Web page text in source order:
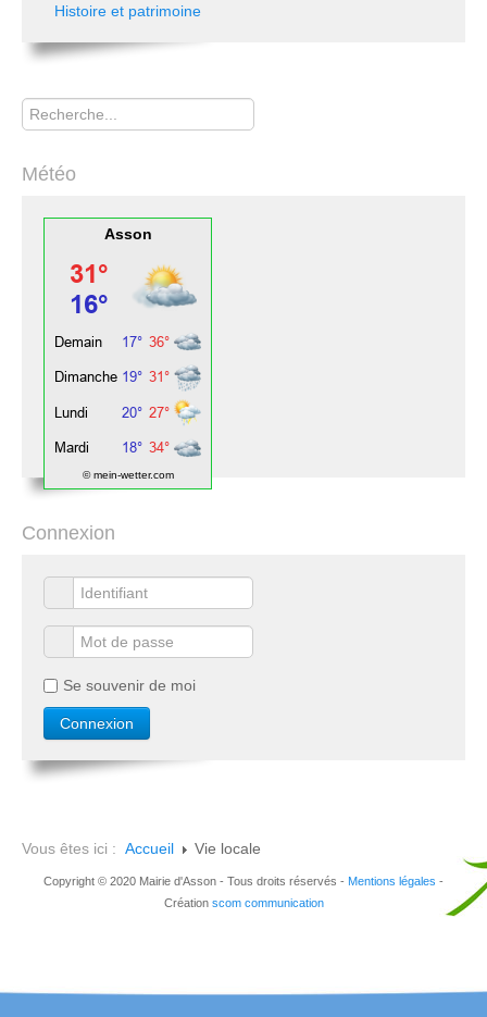
Histoire et patrimoine
Rechercher
Météo
Asson
© mein-wetter.com
Connexion
Se souvenir de moi
Vous êtes ici : Accueil Vie locale
Copyright © 2020 Mairie d'Asson - Tous droits réservés - Mentions légales -
Création scom communication